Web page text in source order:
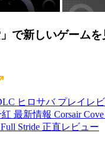
」で新しいゲーム
ヒロサバ プレイレ
最新情報 Corsair
Full Stride 正直レビュー